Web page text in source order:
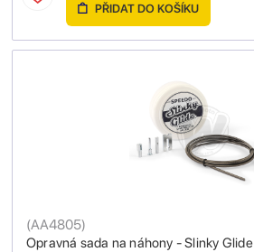
PŘIDAT DO KOŠÍKU
Opravná sada na náhony - Slinky Glide
(AA4805)